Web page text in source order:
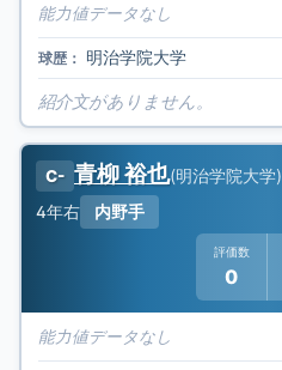
能力値データなし
球歴： 明治学院大学
紹介文がありません。
C- 青柳 裕也(明治学院大学)
4年右 内野手
評価数
0
能力値データなし